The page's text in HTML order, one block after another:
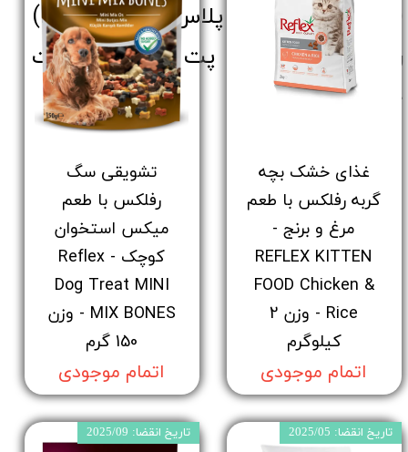
(Reflex) و رفلکس پلاس (Reflex Plus)
را با اطمینان از پت شاپ مهراپت
خریداری نمایید.
غذای خشک بچه
گربه رفلکس با طعم
مرغ و برنج -
REFLEX KITTEN
FOOD Chicken &
Rice - وزن 2
کیلوگرم
اتمام موجودی
تشویقی سگ
رفلکس با طعم
میکس استخوان
کوچک - Reflex
Dog Treat MINI
MIX BONES - وزن
150 گرم
اتمام موجودی
تاریخ انقضا: 2025/05 تاریخ انقضا: 2025/09